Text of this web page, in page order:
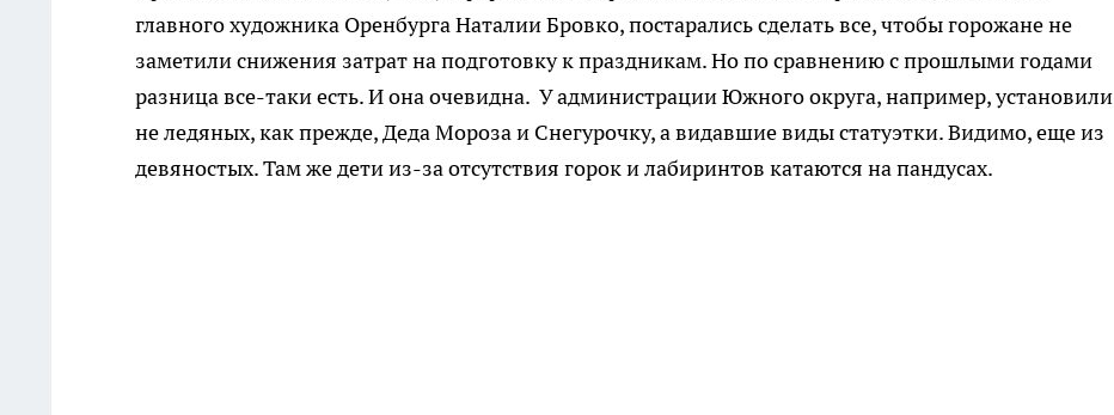
главного художника Оренбурга Наталии Бровко, постарались сделать все, чтобы горожане не
заметили снижения затрат на подготовку к праздникам. Но по сравнению с прошлыми годами
разница все-таки есть. И она очевидна. У администрации Южного округа, например, установили
не ледяных, как прежде, Деда Мороза и Снегурочку, а видавшие виды статуэтки. Видимо, еще из
девяностых. Там же дети из-за отсутствия горок и лабиринтов катаются на пандусах.